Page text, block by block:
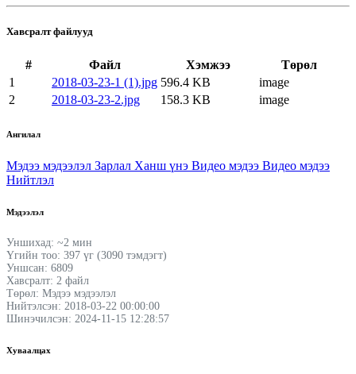
Хавсралт файлууд
# Файл Хэмжээ
Төрөл
1
2018-03-23-1 (1).jpg 596.4 KB
image
2
2018-03-23-2.jpg 158.3 KB image
Ангилал
Мэдээ мэдээлэл Зарлал Ханш үнэ Видео мэдээ Видео мэдээ
Нийтлэл
Мэдээлэл
Уншихад: ~2 мин
Үгийн тоо: 397 үг (3090 тэмдэгт)
Уншсан: 6809
Хавсралт: 2 файл
Төрөл: Мэдээ мэдээлэл
Нийтэлсэн: 2018-03-22 00:00:00
Шинэчилсэн: 2024-11-15 12:28:57
Хуваалцах